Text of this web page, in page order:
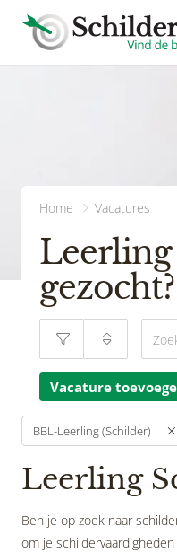
Home Vacatures
gezocht?
Vacature
BBL-Leerling (Schilder)
Leerling
Ben je op zoek naar
om je